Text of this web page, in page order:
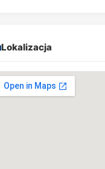
Lokalizacja